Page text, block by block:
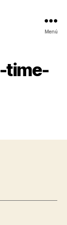
Menú
time-